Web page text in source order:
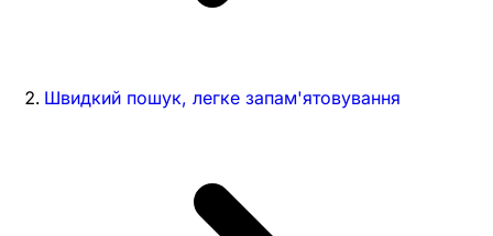
Швидкий пошук, легке запам'ятовування